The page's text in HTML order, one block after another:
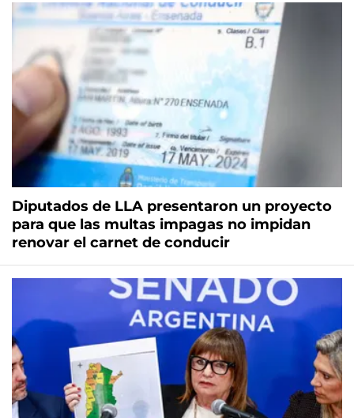
Diputados de LLA presentaron un proyecto
para que las multas impagas no impidan
renovar el carnet de conducir